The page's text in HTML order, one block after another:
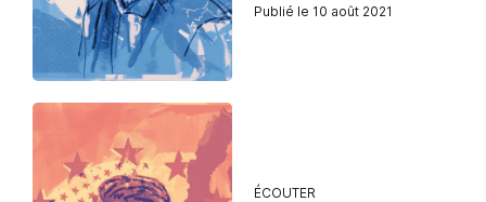
Publié le 10 août 2021
ÉCOUTER